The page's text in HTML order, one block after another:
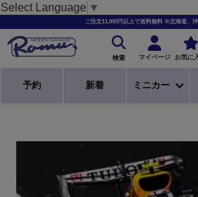
Select Language ▼
ご注文11,000円以上で送料無料 ※北海道、
検索 マイページ お気に
予約 新着 ミニカー